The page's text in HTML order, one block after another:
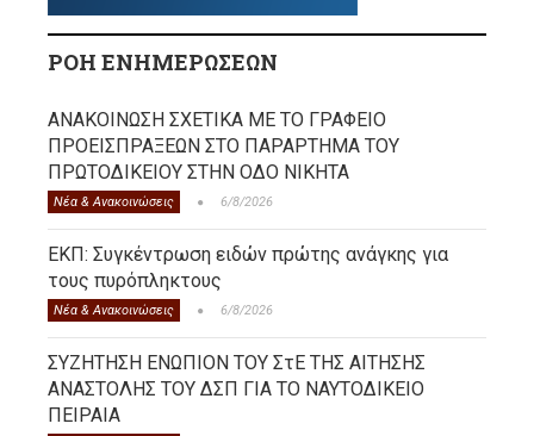
ΡΟΗ ΕΝΗΜΕΡΩΣΕΩΝ
ΑΝΑΚΟΙΝΩΣΗ ΣΧΕΤΙΚΑ ΜΕ ΤΟ ΓΡΑΦΕΙΟ
ΠΡΟΕΙΣΠΡΑΞΕΩΝ ΣΤΟ ΠΑΡΑΡΤΗΜΑ ΤΟΥ
ΠΡΩΤΟΔΙΚΕΙΟΥ ΣΤΗΝ ΟΔΟ ΝΙΚΗΤΑ
Νέα & Ανακοινώσεις 6/8/2026
ΕΚΠ: Συγκέντρωση ειδών πρώτης ανάγκης για
τους πυρόπληκτους
Νέα & Ανακοινώσεις 6/8/2026
ΣΥΖΗΤΗΣΗ ΕΝΩΠΙΟΝ ΤΟΥ ΣτΕ ΤΗΣ ΑΙΤΗΣΗΣ
ΑΝΑΣΤΟΛΗΣ ΤΟΥ ΔΣΠ ΓΙΑ ΤΟ ΝΑΥΤΟΔΙΚΕΙΟ
ΠΕΙΡΑΙΑ